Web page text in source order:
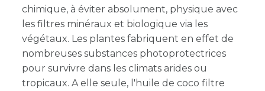
chimique, à éviter absolument, physique avec
les filtres minéraux et biologique via les
végétaux. Les plantes fabriquent en effet de
nombreuses substances photoprotectrices
pour survivre dans les climats arides ou
tropicaux. A elle seule, l'huile de coco filtre